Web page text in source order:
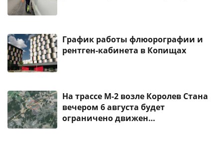
График работы флюорографии и
рентген-кабинета в Копищах
На трассе М-2 возле Королев Стана
вечером 6 августа будет
ограничено движен…